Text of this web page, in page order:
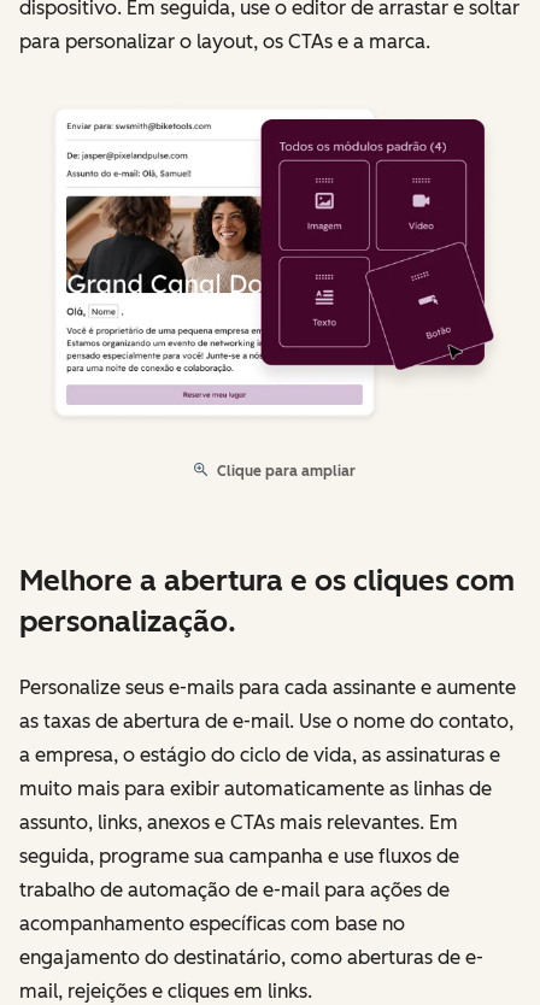
dispositivo. Em seguida, use o editor de arrastar e soltar
para personalizar o layout, os CTAs e a marca.
Clique para ampliar
Melhore a abertura e os cliques com
personalização.
Personalize seus e-mails para cada assinante e aumente
as taxas de abertura de e-mail. Use o nome do contato,
a empresa, o estágio do ciclo de vida, as assinaturas e
muito mais para exibir automaticamente as linhas de
assunto, links, anexos e CTAs mais relevantes. Em
seguida, programe sua campanha e use fluxos de
trabalho de automação de e-mail para ações de
acompanhamento específicas com base no
engajamento do destinatário, como aberturas de e-
mail, rejeições e cliques em links.